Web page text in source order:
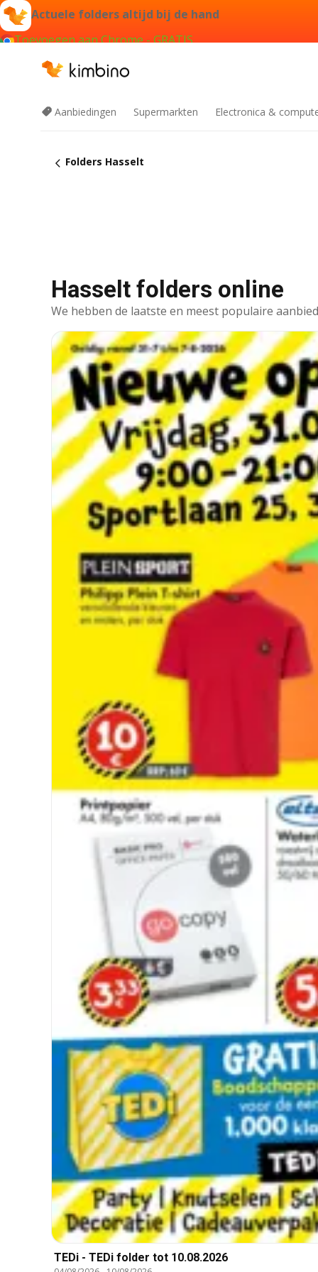
Actuele folders altijd bij de hand
Toevoegen aan Chrome - GRATIS
Aanbiedingen Supermarkten Electronica &
Folders Hasselt
Hasselt folders online
We hebben de laatste en meest populaire
TEDi - TEDi folder tot 10.08.2026